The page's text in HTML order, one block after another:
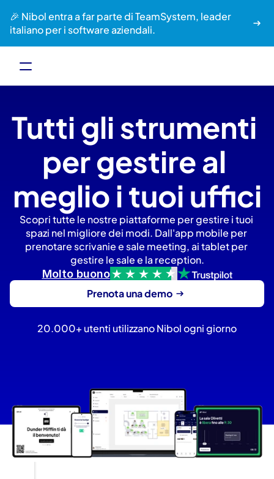
🎉 Nibol entra a far parte di TeamSystem, leader
italiano per i software aziendali.
Tutti gli strumenti
per gestire al
meglio i tuoi uffici
Scopri tutte le nostre piattaforme per gestire i tuoi
spazi nel migliore dei modi. Dall'app mobile per
prenotare scrivanie e sale meeting, ai tablet per
gestire le sale e la reception.
Molto buono
Prenota una demo
20.000+ utenti utilizzano Nibol ogni giorno